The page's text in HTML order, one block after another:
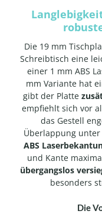
Die 19 mm
Schreibtisch eine
einer 1 mm ABS
mm Variante hat
gibt der Platte
empfiehlt sich vor
das Gestell
Überlappung
ABS
und Kante
übergangslos
besonders
Die